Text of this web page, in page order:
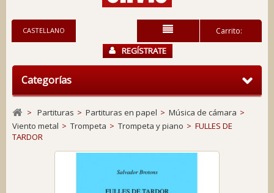
Carrito:
CASTELLANO
REGÍSTRATE
Categorías
> Partituras > Partituras en papel > Música de cámara >
Viento metal > Trompeta > Trompeta y piano > FULLES DE
TARDOR